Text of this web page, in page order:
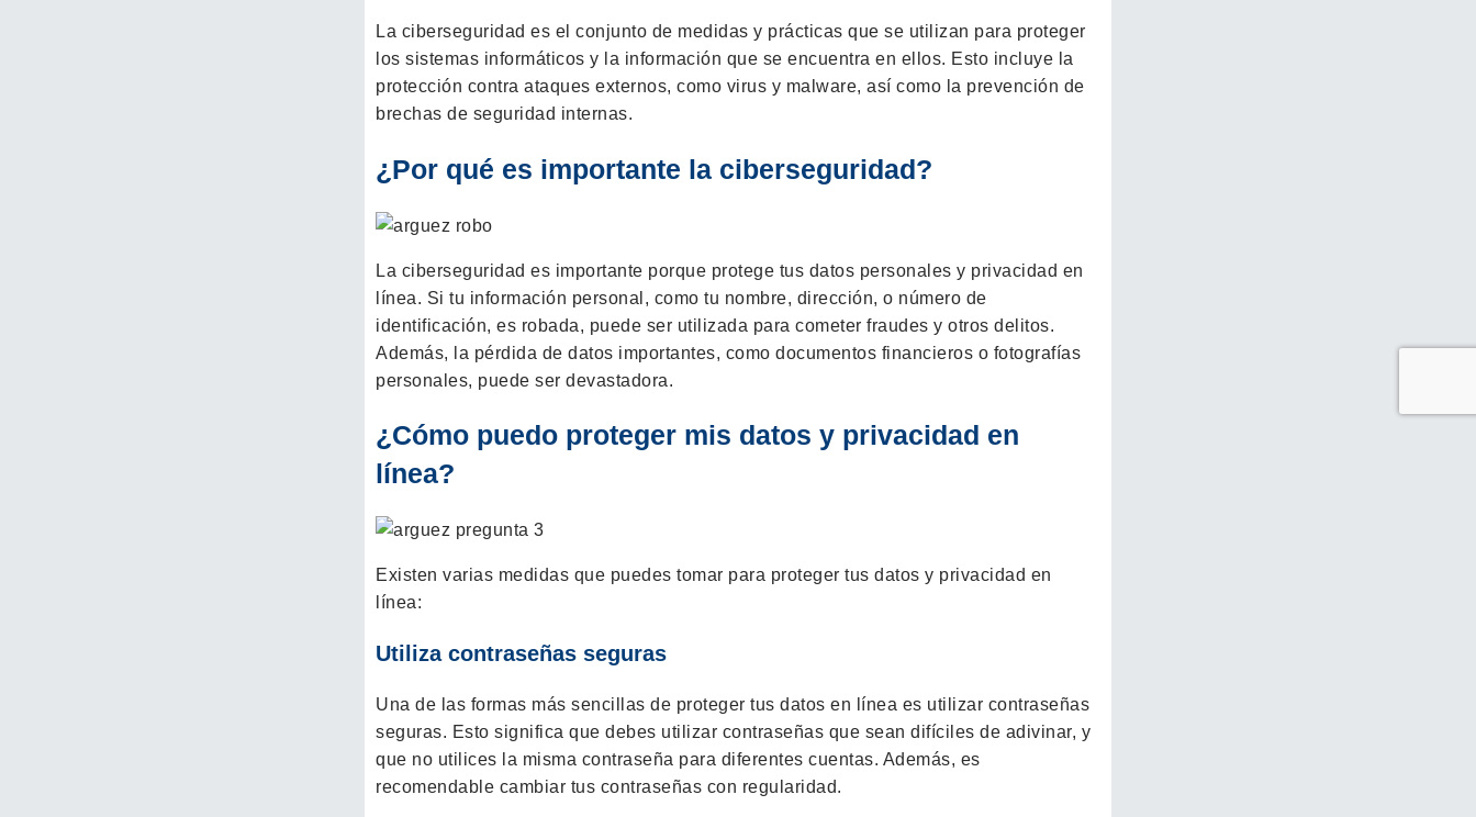
La ciberseguridad es el conjunto de medidas y prácticas que se utilizan para proteger
los sistemas informáticos y la información que se encuentra en ellos. Esto incluye la
protección contra ataques externos, como virus y malware, así como la prevención de
brechas de seguridad internas.
¿Por qué es importante la ciberseguridad?
La ciberseguridad es importante porque protege tus datos personales y privacidad en
línea. Si tu información personal, como tu nombre, dirección, o número de
identificación, es robada, puede ser utilizada para cometer fraudes y otros delitos.
Además, la pérdida de datos importantes, como documentos financieros o fotografías
personales, puede ser devastadora.
¿Cómo puedo proteger mis datos y privacidad en
línea?
Existen varias medidas que puedes tomar para proteger tus datos y privacidad en
línea:
Utiliza contraseñas seguras
Una de las formas más sencillas de proteger tus datos en línea es utilizar contraseñas
seguras. Esto significa que debes utilizar contraseñas que sean difíciles de adivinar, y
que no utilices la misma contraseña para diferentes cuentas. Además, es
recomendable cambiar tus contraseñas con regularidad.